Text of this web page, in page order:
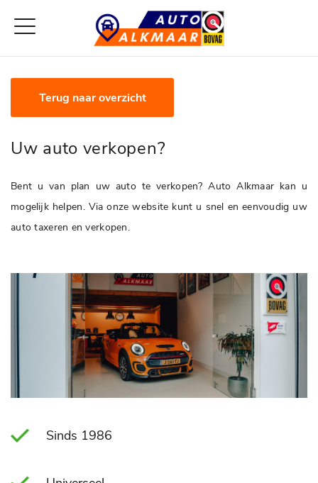
Terug naar overzicht
Uw auto verkopen?
Bent u van plan uw auto te verkopen? Auto Alkmaar kan u
mogelijk helpen. Via onze website kunt u snel en eenvoudig uw
auto taxeren en verkopen.
Sinds 1986